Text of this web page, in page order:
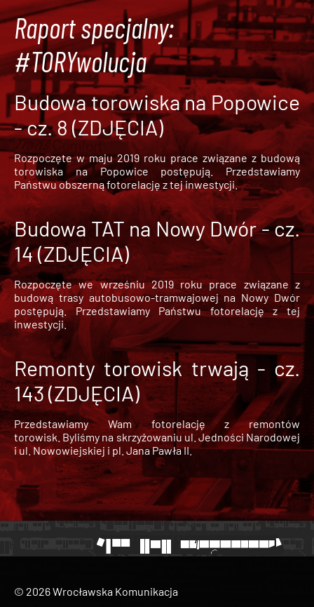
Raport specjalny:
#TORYwolucja
Budowa torowiska na Popowice
- cz. 8 (ZDJĘCIA)
Rozpoczęte w maju 2019 roku prace związane z budową
torowiska na Popowice
postępują. Przedstawiamy
Państwu obszerną fotorelację z tej inwestycji.
Budowa TAT na Nowy Dwór - cz.
14 (ZDJĘCIA)
Rozpoczęte we wrześniu 2019 roku prace związane z
budową trasy autobusowo-tramwajowej na Nowy Dwór
postępują. Przedstawiamy Państwu fotorelację z tej
inwestycji.
Remonty torowisk trwają - cz.
143 (ZDJĘCIA)
Przedstawiamy Wam fotorelację z remontów
torowisk. Byliśmy na skrzyżowaniu ul. Jedności Narodowej
i ul. Nowowiejskiej i pl. Jana Pawła II.
© 2026 Wrocławska Komunikacja